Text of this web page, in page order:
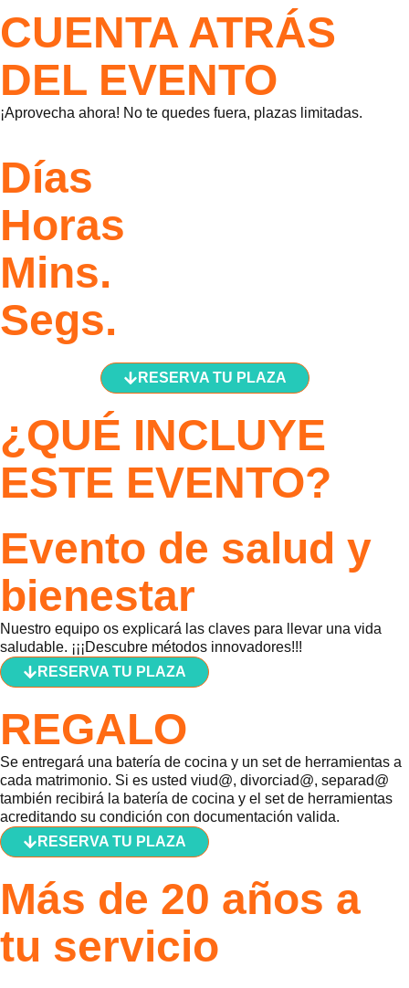
CUENTA ATRÁS
DEL EVENTO
¡Aprovecha ahora! No te quedes fuera, plazas limitadas.
Días
Horas
Mins.
Segs.
RESERVA TU PLAZA
¿QUÉ INCLUYE
ESTE EVENTO?
Evento de salud y
bienestar
Nuestro equipo os explicará las claves para llevar una vida
saludable. ¡¡¡Descubre métodos innovadores!!!
RESERVA TU PLAZA
REGALO
Se entregará una batería de cocina y un set de herramientas a
cada matrimonio. Si es usted viud@, divorciad@, separad@
también recibirá la batería de cocina y el set de herramientas
acreditando su condición con documentación valida.
RESERVA TU PLAZA
Más de 20 años a
tu servicio